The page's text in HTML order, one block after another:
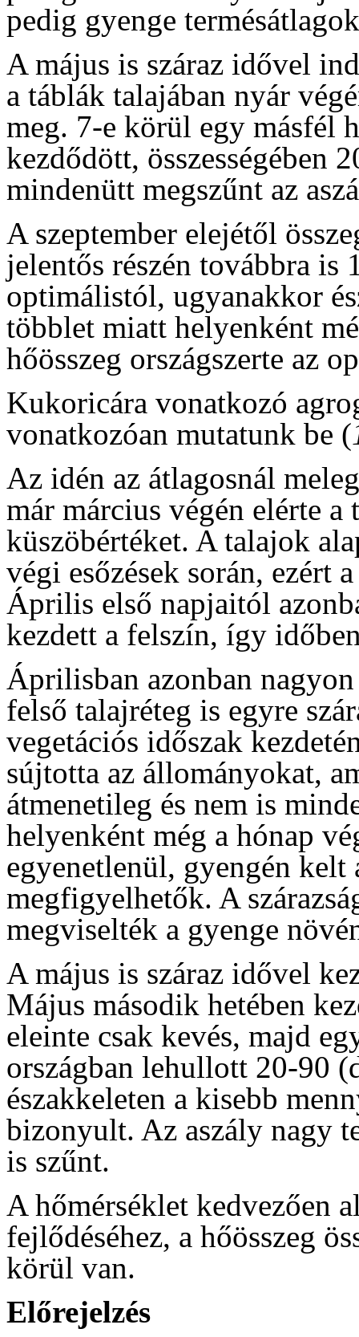
pedig gyenge
A május is száraz idővel
a táblák talajában nyár
meg. 7-e körül egy másfél
kezdődött, összességében
mindenütt megszűnt az
A szeptember elejétől
jelentős részén továbbra is
optimálistól, ugyanakkor
többlet miatt helyenként
hőösszeg országszerte az
Kukoricára vonatkozó
vonatkozóan mutatunk be (
Az idén az átlagosnál
már március végén elérte
küszöbértéket. A talajok
végi esőzések során, ezért
Április első napjaitól
kezdett a felszín, így
Áprilisban azonban
felső talajréteg is egyre
vegetációs időszak
sújtotta az állományokat,
átmenetileg és nem is
helyenként még a hónap
egyenetlenül, gyengén
megfigyelhetők. A
megviselték a gyenge
A május is száraz idővel
Május második hetében
eleinte csak kevés, majd
országban lehullott 20-90
északkeleten a kisebb
bizonyult. Az aszály nagy
is szűnt.
A hőmérséklet kedvezően
fejlődéséhez, a hőösszeg
körül van.
Előrejelzés